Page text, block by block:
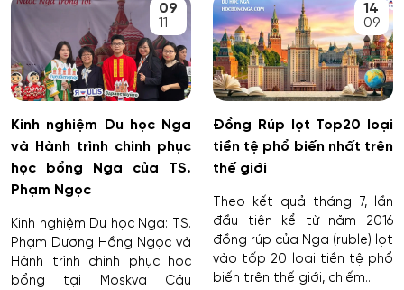
09
11
Kinh nghiệm Du học Nga
và Hành trình chinh phục
học bổng Nga của TS.
Phạm Ngọc
Kinh nghiệm Du học Nga: TS.
Phạm Dương Hồng Ngọc và
Hành trình chinh phục học
bổng tại Moskva Câu
14
09
Đồng Rúp lọt Top20 loại
tiền tệ phổ biến nhất trên
thế giới
Theo kết quả tháng 7, lần
đầu tiên kể từ năm 2016
đồng rúp của Nga (ruble) lọt
vào tốp 20 loại tiền tệ phổ
biến trên thế giới, chiếm...